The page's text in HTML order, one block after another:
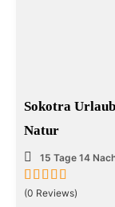
Sokotra
Natur
15 Tage 14
0
5
(0 Reviews)